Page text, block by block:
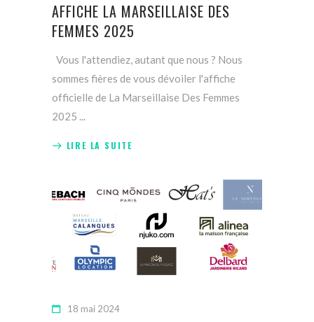
AFFICHE LA MARSEILLAISE DES
FEMMES 2025
Vous l'attendiez, autant que nous ? Nous
sommes fières de vous dévoiler l'affiche
officielle de La Marseillaise Des Femmes
2025
LIRE LA SUITE
18 mai 2024